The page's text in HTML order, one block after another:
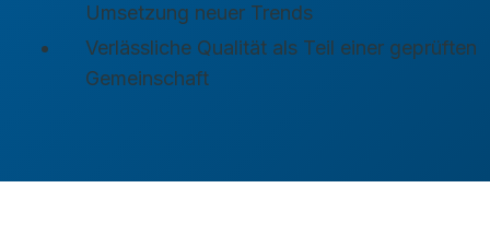
Umsetzung neuer Trends
Verlässliche Qualität als Teil einer geprüften
Gemeinschaft